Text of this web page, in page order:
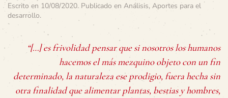
Escrito en 10/08/2020. Publicado en Análisis, Aportes para el
desarrollo.
“[…] es frivolidad pensar que si nosotros los humanos
hacemos el más mezquino objeto con un fin
determinado, la naturaleza ese prodigio, fuera hecha sin
otra finalidad que alimentar plantas, bestias y hombres,